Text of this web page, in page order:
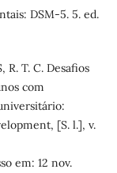
DSM-5. 5. ed.
R. T. C. Desafios
com
[S. l.], v.
em: 12 nov.